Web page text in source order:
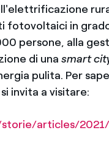
fotovoltaici in
persone, alla
di unasmart
pulita. Per
invita a visitare:
articles/